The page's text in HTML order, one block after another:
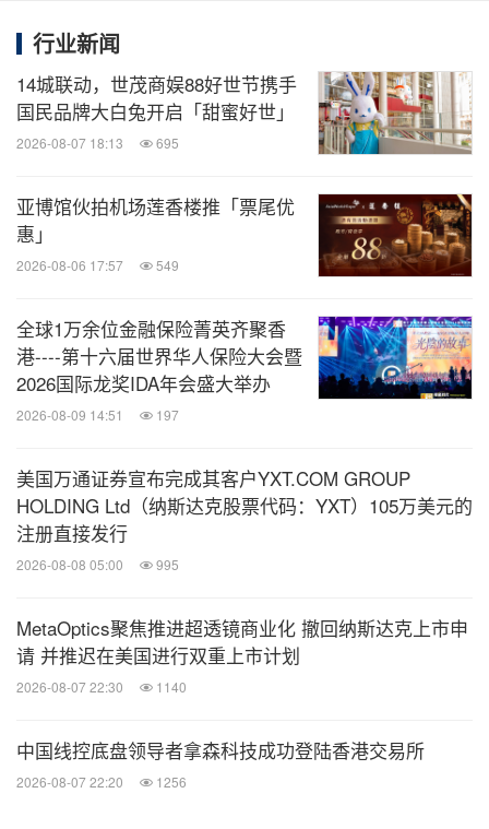
行业新闻
14城联动，世茂商娱88好世节携手
国民品牌大白兔开启「甜蜜好世」
2026-08-07 18:13 695
亚博馆伙拍机场莲香楼推「票尾优
惠」
2026-08-06 17:57 549
全球1万余位金融保险菁英齐聚香
港----第十六届世界华人保险大会暨
2026国际龙奖IDA年会盛大举办
2026-08-09 14:51 197
美国万通证券宣布完成其客户YXT.COM GROUP
HOLDING Ltd（纳斯达克股票代码：YXT）105万美元的
注册直接发行
2026-08-08 05:00 995
MetaOptics聚焦推进超透镜商业化 撤回纳斯达克上市申
请 并推迟在美国进行双重上市计划
2026-08-07 22:30 1140
中国线控底盘领导者拿森科技成功登陆香港交易所
2026-08-07 22:20 1256